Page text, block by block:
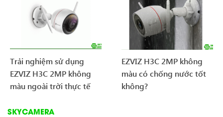
Trải nghiệm sử dụng
EZVIZ H3C 2MP không
màu ngoài trời thực tế
EZVIZ H3C 2MP không
màu có chống nước tốt
không?
SKYCAMERA